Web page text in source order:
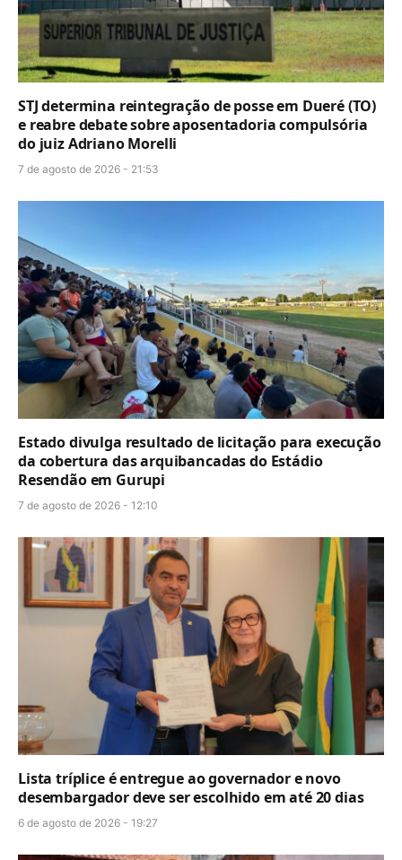
STJ determina reintegração de posse em Dueré (TO)
e reabre debate sobre aposentadoria compulsória
do juiz Adriano Morelli
7 de agosto de 2026 - 21:53
Estado divulga resultado de licitação para execução
da cobertura das arquibancadas do Estádio
Resendão em Gurupi
7 de agosto de 2026 - 12:10
Lista tríplice é entregue ao governador e novo
desembargador deve ser escolhido em até 20 dias
6 de agosto de 2026 - 19:27